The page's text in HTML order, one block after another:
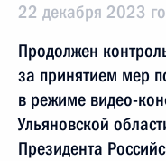
22 декабря 2023
Продолжен
за принятием мер
в режиме видео-
Ульяновской
Президента